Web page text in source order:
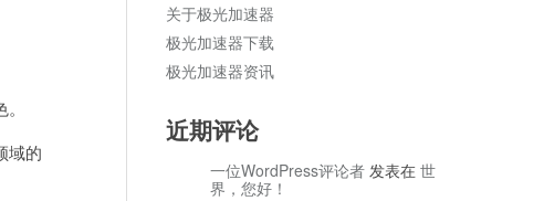
域的
关于极光加速器
极光加速器下载
极光加速器资讯
近期评论
一位WordPress评论者 发表在 世
界，您好！